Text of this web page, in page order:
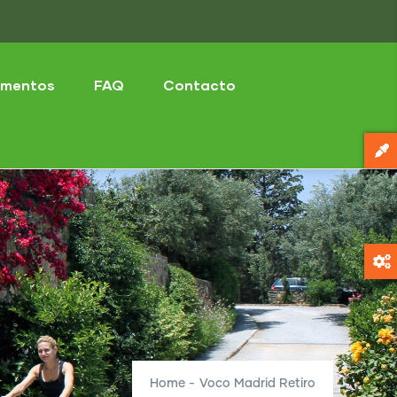
FAQ Contacto
Home - Voco Madrid Retiro